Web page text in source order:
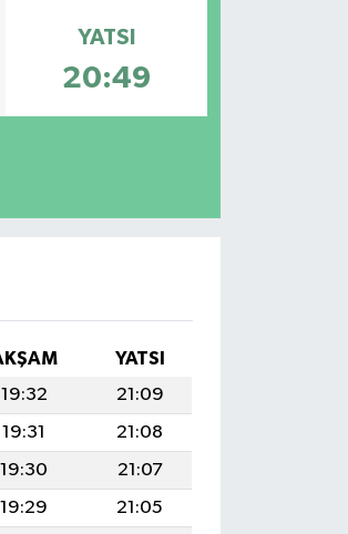
YATSI
20:49
YATSI
19:32
21:09
19:31
21:08
19:30
21:07
19:29
21:05